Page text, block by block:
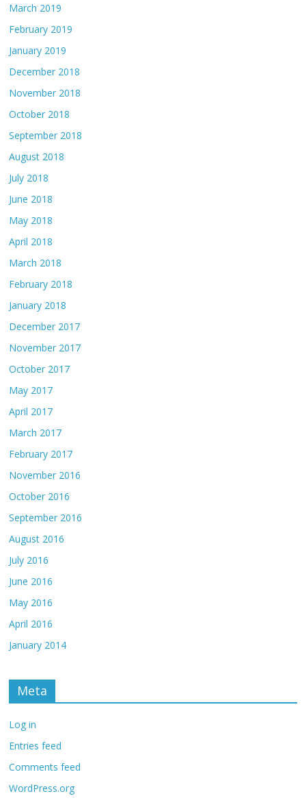
March 2019
February 2019
January 2019
December 2018
November 2018
October 2018
September 2018
August 2018
July 2018
June 2018
May 2018
April 2018
March 2018
February 2018
January 2018
December 2017
November 2017
October 2017
May 2017
April 2017
March 2017
February 2017
November 2016
October 2016
September 2016
August 2016
July 2016
June 2016
May 2016
April 2016
January 2014
Meta
Log in
Entries feed
Comments feed
WordPress.org